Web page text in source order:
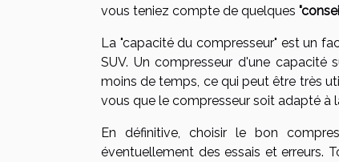
vous teniez compte de quelques
La "capacité du compresseur" est un
SUV. Un compresseur d'une capacité
moins de temps, ce qui peut être très
vous que le compresseur soit adapté à
En définitive, choisir le bon
éventuellement des essais et erreurs.